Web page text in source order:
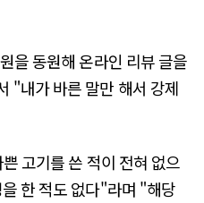
을 동원해 온라인 리뷰 글을
"내가 바른 말만 해서 강제
고기를 쓴 적이 전혀 없으
한 적도 없다"라며 "해당